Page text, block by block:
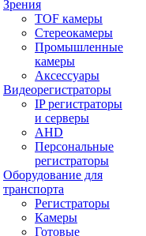
Зрения
TOF камеры
Стереокамеры
Промышленные
камеры
Аксессуары
Видеорегистраторы
IP регистраторы
и серверы
AHD
Персональные
регистраторы
Оборудование для
транспорта
Регистраторы
Камеры
Готовые